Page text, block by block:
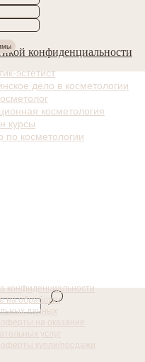
конфиденциальности
конфиденциальности
на обработку
данных
оферты на оказание
услуг
оферты купли/продажи
эстетист
дело в косметологии
косметология
курсы
по косметологии